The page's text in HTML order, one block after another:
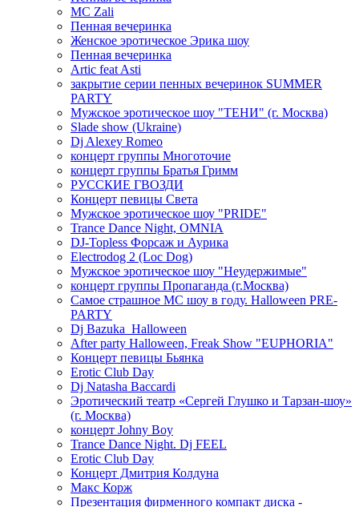
MC Zali
Пенная вечеринка
Женское эротическое Эрика шоу
Пенная вечеринка
Artic feat Asti
закрытие серии пенных вечеринок SUMMER
PARTY
Мужское эротическое шоу "ТЕНИ" (г. Москва)
Slade show (Ukraine)
Dj Alexey Romeo
концерт группы Многоточие
концерт группы Братья Гримм
РУССКИЕ ГВОЗДИ
Концерт певицы Света
Мужское эротическое шоу "PRIDE"
Trance Dance Night, OMNIA
DJ-Topless Форсаж и Аурика
Electrodog 2 (Loc Dog)
Мужское эротическое шоу "Неудержимые"
концерт группы Пропаганда (г.Москва)
Самое страшное МС шоу в году. Halloween PRE-
PARTY
Dj Bazuka_Halloween
After party Halloween, Freak Show "EUPHORIA"
Концерт певицы Бьянка
Erotic Club Day
Dj Natasha Baccardi
Эротический театр «Сергей Глушко и Тарзан-шоу»
(г. Москва)
концерт Johny Boy
Trance Dance Night. Dj FEEL
Erotic Club Day
Концерт Дмитрия Колдуна
Макс Корж
Презентация фирменного компакт диска -